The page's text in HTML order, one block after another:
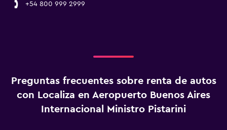
+54 800 999 2999
Preguntas frecuentes sobre renta de autos
con Localiza en Aeropuerto Buenos Aires
Internacional Ministro Pistarini